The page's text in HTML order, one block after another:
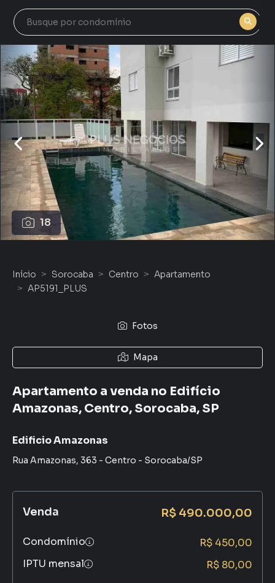
18
Início Sorocaba Centro
Apartamento
AP5191_PLUS
Fotos
Mapa
Apartamento a venda no Edifício
Amazonas, Centro, Sorocaba, SP
Edificio Amazonas
Rua Amazonas, 363 - Centro - Sorocaba/SP
Venda R$ 490.000,00
Condomínio
R$ 450,00
IPTU mensal
R$ 80,00